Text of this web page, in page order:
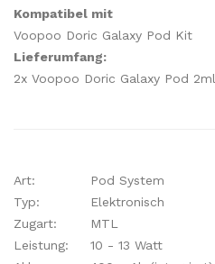
Kompatibel mit
Voopoo Doric Galaxy Pod Kit
Lieferumfang:
2x Voopoo Doric Galaxy Pod 2ml
Art:
Pod System
Typ:
Elektronisch
Zugart:
MTL
Leistung:
10 - 13 Watt